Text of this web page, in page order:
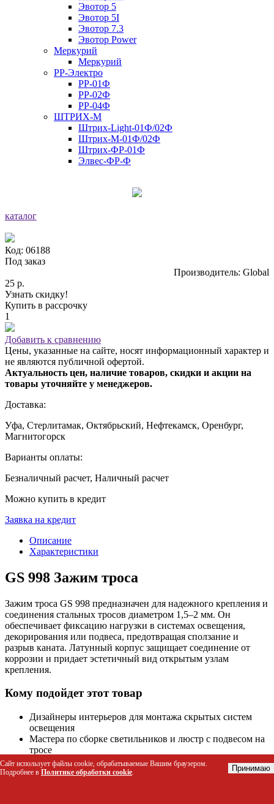
Эвотор 5
Эвотор 5I
Эвотор 7.3
Эвотор Power
Меркурий
Меркурий
РР-Электро
РР-01Ф
РР-02Ф
РР-04Ф
ШТРИХ-М
Штрих-Light-01Ф/02Ф
Штрих-М-01Ф/02Ф
Штрих-ФР-01Ф
Элвес-ФР-Ф
каталог
Код: 06188
Под заказ
Производитель: Global
25 р.
Узнать скидку!
Купить в рассрочку
1
Добавить к сравнению
Цены, указанные на сайте, носят информационный характер и
не являются публичной офертой.
Актуальность цен, наличие товаров, скидки и акции на
товары уточняйте у менеджеров.
Доставка:
Уфа, Стерлитамак, Октябрьский, Нефтекамск, Оренбург,
Магнитогорск
Варианты оплаты:
Безналичный расчет, Наличный расчет
Можно купить в кредит
Заявка на кредит
Описание
Характеристики
GS 998 Зажим троса
Зажим троса GS 998 предназначен для надежного крепления и
соединения стальных тросов диаметром 1,5–2 мм. Он
обеспечивает фиксацию нагрузки в системах освещения,
декорирования или подвеса, предотвращая сползание и
разрыв каната. Латунный корпус защищает соединение от
коррозии и придает эстетичный вид открытым узлам
крепления.
Кому подойдет этот товар
Дизайнеры интерьеров для монтажа скрытых систем
освещения
Мастера по сборке светильников и люстр с подвесом на
тросе
Декораторы для создания объемных инсталляций и
гирлянд
Сайт использует файлы cookie, обрабатываемые Вашим браузером.
Подробнее в Политике обработки cookie. Принимаю